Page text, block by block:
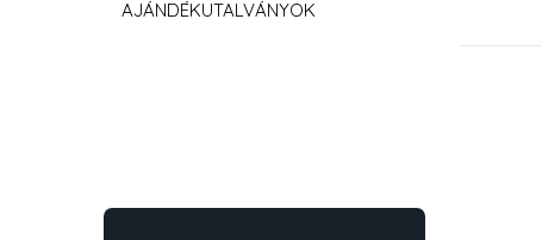
AJÁNDÉKUTALVÁNYOK